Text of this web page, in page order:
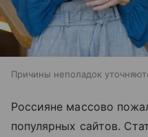
Причины неполадок
Россияне массово
популярных сайтов.